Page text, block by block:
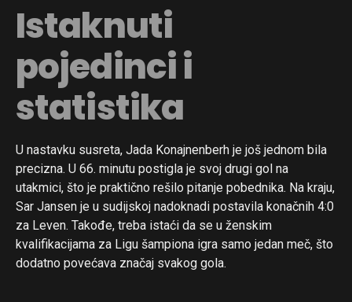
Istaknuti
pojedinci i
statistika
U nastavku susreta, Jada Konajnenberh je još jednom bila
precizna. U 66. minutu postigla je svoj drugi gol na
utakmici, što je praktično rešilo pitanje pobednika. Na kraju,
Sar Jansen je u sudijskoj nadoknadi postavila konačnih 4:0
za Leven. Takođe, treba istaći da se u ženskim
kvalifikacijama za Ligu šampiona igra samo jedan meč, što
dodatno povećava značaj svakog gola.